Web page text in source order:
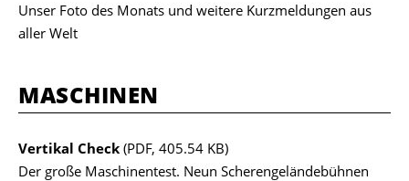
Unser Foto des Monats und weitere Kurzmeldungen aus
aller Welt
MASCHINEN
Vertikal Check (PDF, 405.54 KB)
Der große Maschinentest. Neun Scherengeländebühnen